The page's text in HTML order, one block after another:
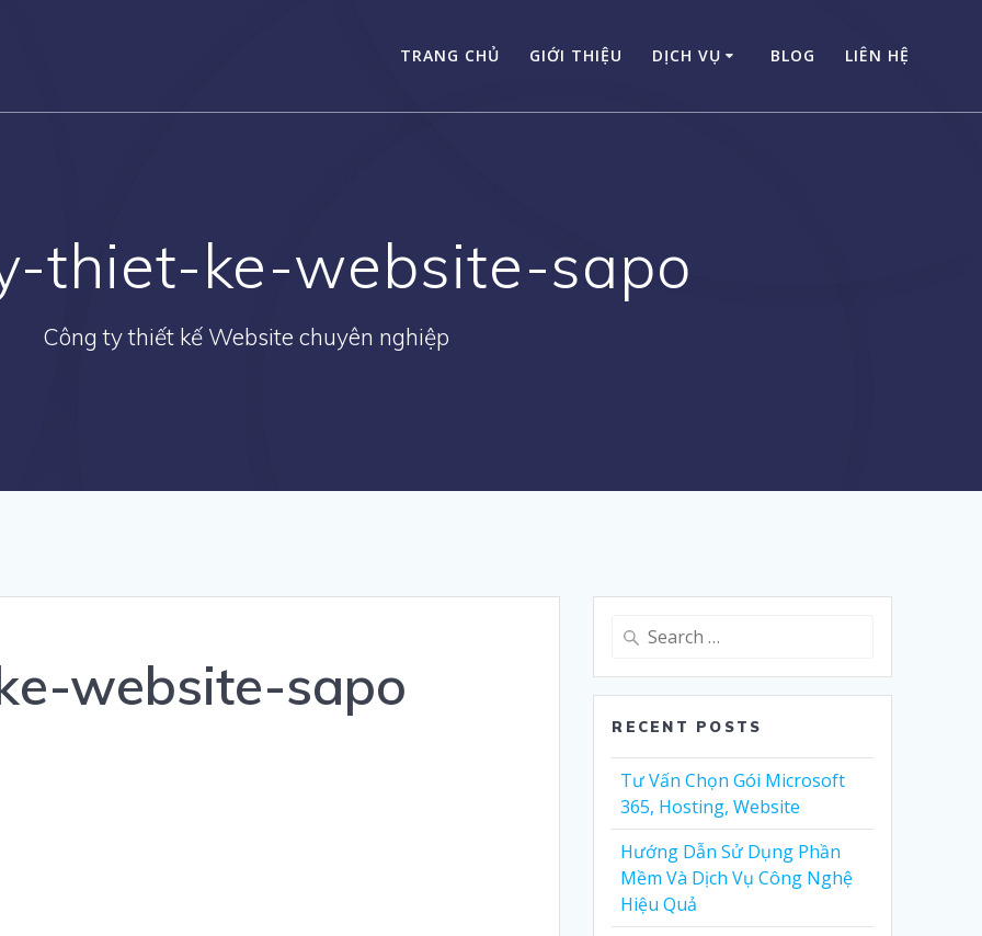
TRANG CHỦ GIỚI THIỆU DỊCH VỤ BLOG LIÊN HỆ
thiet-ke-website-sapo
Công ty thiết kế Website chuyên nghiệp
website-sapo
Search
RECENT POSTS
Tư Vấn Chọn Gói Microsoft
365, Hosting, Website
Hướng Dẫn Sử Dụng Phần
Mềm Và Dịch Vụ Công Nghệ
Hiệu Quả